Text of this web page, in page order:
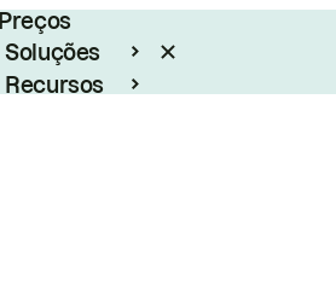
Preços
Soluções
Recursos